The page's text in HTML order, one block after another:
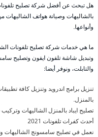
هل تبحث عن أفضل شركة تصليح
بالشاليهات وصيانة هواتف
وأنواعها.
ما هي خدمات شركة تصليح تلفونات
وتبديل شاشة تلفون ايفون وتصليح
والتابلت، ونوفر أيضا:
بالمنزل.
تصليح ايباد بالمنزل الشاليهات
أحدث كفرات تلفونات 2021
نعمل في تصليح سامسونج الشاليهات